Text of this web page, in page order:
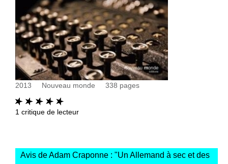
2013 Nouveau monde 338 pages
1 critique de lecteur
Avis de Adam Craponne : "Un Allemand à sec et des